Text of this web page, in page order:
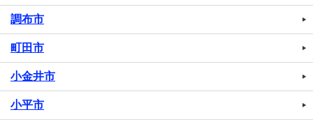
調布市
町田市
小金井市
小平市